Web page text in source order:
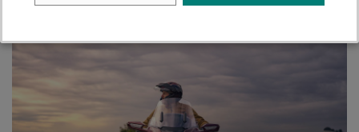
přizpůsobení.